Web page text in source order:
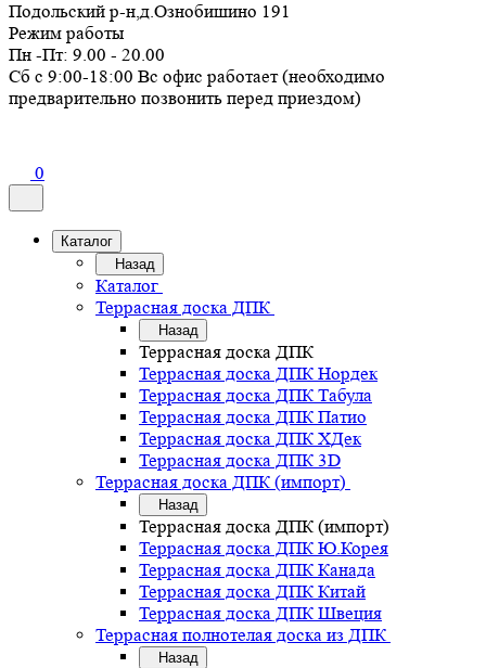
Подольский р-н,д.Ознобишино 191
Режим работы
Пн -Пт: 9.00 - 20.00
Сб с 9:00-18:00 Вс офис работает (необходимо
предварительно позвонить перед приездом)
0
Каталог
Назад
Каталог
Террасная доска ДПК
Назад
Террасная доска ДПК
Террасная доска ДПК Нордек
Террасная доска ДПК Табула
Террасная доска ДПК Патио
Террасная доска ДПК ХДек
Террасная доска ДПК 3D
Террасная доска ДПК (импорт)
Назад
Террасная доска ДПК (импорт)
Террасная доска ДПК Ю.Корея
Террасная доска ДПК Канада
Террасная доска ДПК Китай
Террасная доска ДПК Швеция
Террасная полнотелая доска из ДПК
Назад